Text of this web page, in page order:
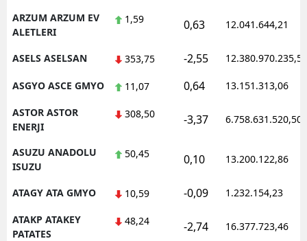
ARZUM ARZUM EV
ALETLERI
1,59 0,63 12.041.644,21
ASELS ASELSAN 353,75 -2,55 12.380.970.235,50
ASGYO ASCE GMYO 11,07 0,64 13.151.313,06
ASTOR ASTOR
ENERJI
308,50 -3,37 6.758.631.520,50
ASUZU ANADOLU
ISUZU
50,45 0,10 13.200.122,86
ATAGY ATA GMYO 10,59 -0,09 1.232.154,23
ATAKP ATAKEY
PATATES
48,24 -2,74 16.377.723,46